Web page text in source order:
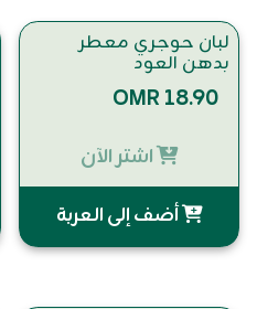
لبان حوجري معطر
بدهن العود
OMR 18.90
اشتر الآن
أضف إلى العربة